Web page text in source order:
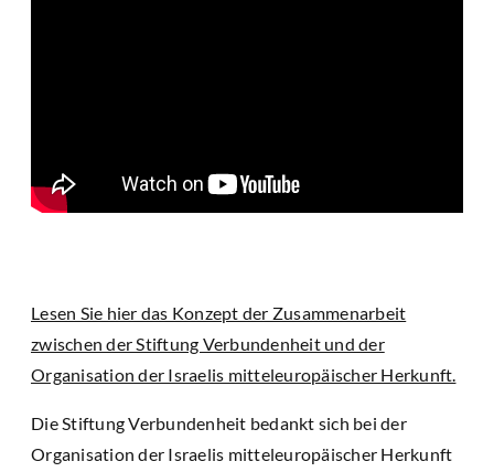
Lesen Sie hier das Konzept der Zusammenarbeit
zwischen der Stiftung Verbundenheit und der
Organisation der Israelis mitteleuropäischer Herkunft.
Die Stiftung Verbundenheit bedankt sich bei der
Organisation der Israelis mitteleuropäischer Herkunft